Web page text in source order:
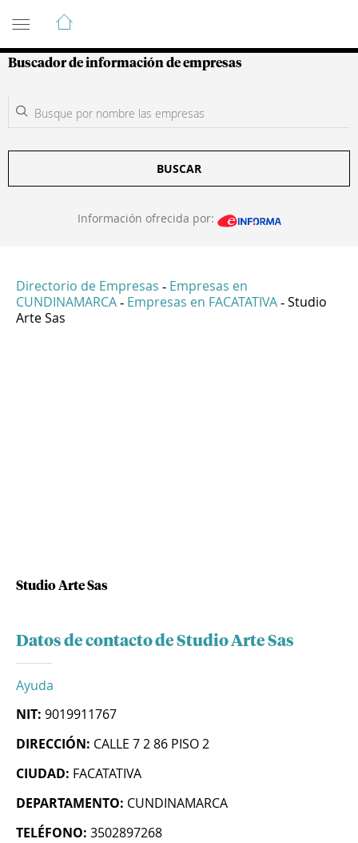
Guía de Empresas Colombianas
Buscador de información de empresas
BUSCAR
Información ofrecida por:
Directorio de Empresas - Empresas en
CUNDINAMARCA - Empresas en FACATATIVA - Studio
Arte Sas
Studio Arte Sas
Datos de contacto de Studio Arte Sas
Ayuda
NIT: 9019911767
DIRECCIÓN: CALLE 7 2 86 PISO 2
CIUDAD: FACATATIVA
DEPARTAMENTO: CUNDINAMARCA
TELÉFONO: 3502897268